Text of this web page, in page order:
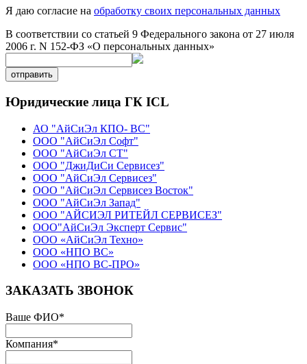
Я даю согласие на обработку своих персональных данных
В соответствии со статьей 9 Федерального закона от 27 июля
2006 г. N 152-ФЗ «О персональных данных»
отправить
Юридические лица ГК ICL
АО "АйСиЭл КПО- ВС"
ООО "АйСиЭл Софт"
ООО "АйСиЭл СТ"
ООО "ДжиДиСи Сервисез"
ООО "АйСиЭл Сервисез"
ООО "АйСиЭл Сервисез Восток"
ООО "АйСиЭл Запад"
ООО "АЙСИЭЛ РИТЕЙЛ СЕРВИСЕЗ"
ООО"АйСиЭл Эксперт Сервис"
ООО «АйСиЭл Техно»
ООО «НПО ВС»
ООО «НПО ВС-ПРО»
ЗАКАЗАТЬ ЗВОНОК
Ваше ФИО*
Компания*